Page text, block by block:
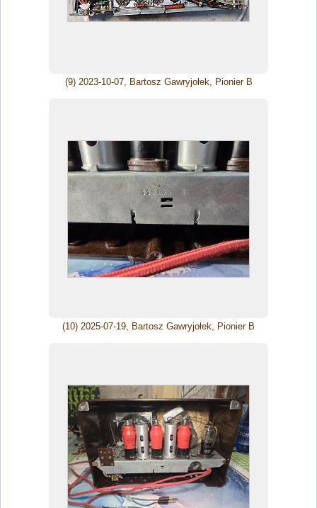
(9) 2023-10-07, Bartosz Gawryjołek, Pionier B
(10) 2025-07-19, Bartosz Gawryjołek, Pionier B